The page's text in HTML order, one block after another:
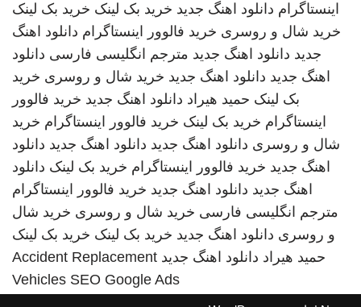
اینستاگرام دانلود اهنگ جدید خرید بک لینک خرید بک لینک
خرید شال و روسری خرید فالوور اینستاگرام دانلود اهنگ
جدید دانلود اهنگ جدید مترجم انگلیسی فارسی دانلود
اهنگ جدید دانلود اهنگ جدید خرید شال و روسری خرید
بک لینک حمید هیراد دانلود اهنگ جدید خرید فالوور
اینستاگرام خرید بک لینک خرید فالوور اینستاگرام خرید
شال و روسری دانلود اهنگ جدید دانلود اهنگ جدید دانلود
اهنگ جدید خرید فالوور اینستاگرام خرید بک لینک دانلود
اهنگ جدید دانلود اهنگ جدید خرید فالوور اینستاگرام
مترجم انگلیسی فارسی خرید شال و روسری خرید شال
و روسری دانلود اهنگ جدید خرید بک لینک خرید بک لینک
حمید هیراد دانلود اهنگ جدید Accident Replacement
Vehicles SEO Google Ads